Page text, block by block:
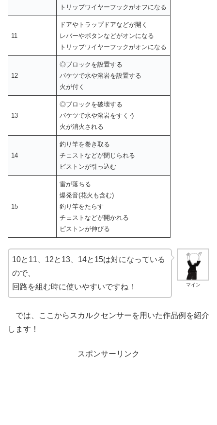
トリップワイヤーフックがオフになる
11
ドアやトラップドアなどが開く
レバーやボタンなどがオンになる
トリップワイヤーフックがオンになる
12
◎ブロックを設置する
バケツで水や溶岩を設置する
火が付く
13
◎ブロックを破壊する
バケツで水や溶岩をすくう
火が消火される
14
釣り竿を巻き取る
チェストなどが閉じられる
ピストンが引っ込む
15
雷が落ちる
爆発音(花火も含む)
釣り竿をたらす
チェストなどが開かれる
ピストンが伸びる
マイン
10と11、12と13、14と15は対になっている
ので、
回路を組む時に使いやすいですね！
では、ここからスカルクセンサーを用いた作品例を紹介
します！
スポンサーリンク